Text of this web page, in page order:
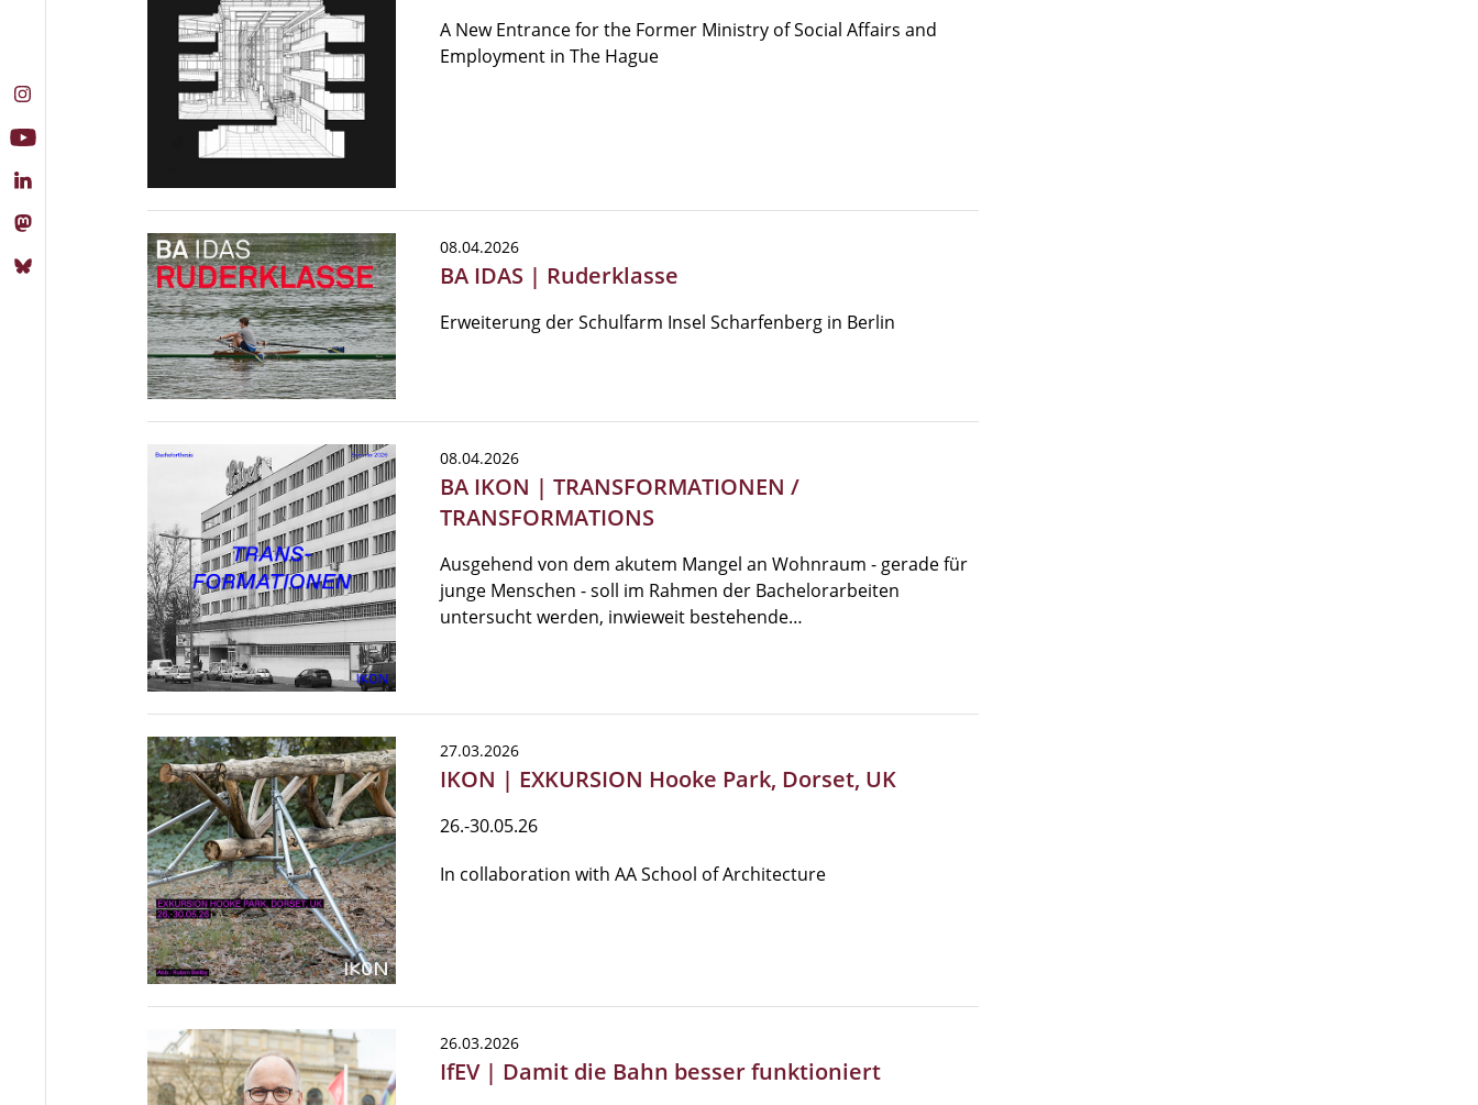
A New Entrance for the Former Ministry of Social Affairs and
Employment in The Hague
08.04.2026
BA IDAS | Ruderklasse
Erweiterung der Schulfarm Insel Scharfenberg in Berlin
08.04.2026
BA IKON | TRANSFORMATIONEN /
TRANSFORMATIONS
Ausgehend von dem akutem Mangel an Wohnraum - gerade für
junge Menschen - soll im Rahmen der Bachelorarbeiten
untersucht werden, inwieweit bestehende…
27.03.2026
IKON | EXKURSION Hooke Park, Dorset, UK
26.-30.05.26
In collaboration with AA School of Architecture
26.03.2026
IfEV | Damit die Bahn besser funktioniert